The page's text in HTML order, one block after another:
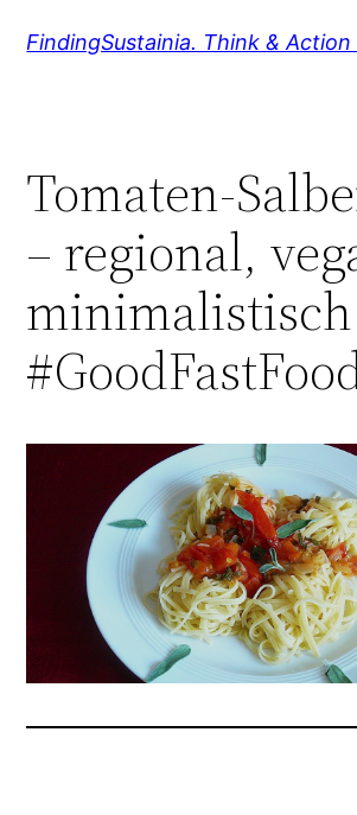
InhaltFindingSustainia. Think & Action
Tomaten-
– regional,
minimalistisch